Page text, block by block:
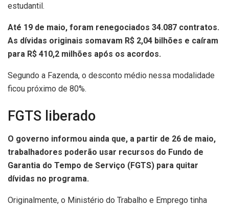
estudantil.
Até 19 de maio, foram renegociados 34.087 contratos.
As dívidas originais somavam R$ 2,04 bilhões e caíram
para R$ 410,2 milhões após os acordos.
Segundo a Fazenda, o desconto médio nessa modalidade
ficou próximo de 80%.
FGTS liberado
O governo informou ainda que, a partir de 26 de maio,
trabalhadores poderão usar recursos do Fundo de
Garantia do Tempo de Serviço (FGTS) para quitar
dívidas no programa.
Originalmente, o Ministério do Trabalho e Emprego tinha